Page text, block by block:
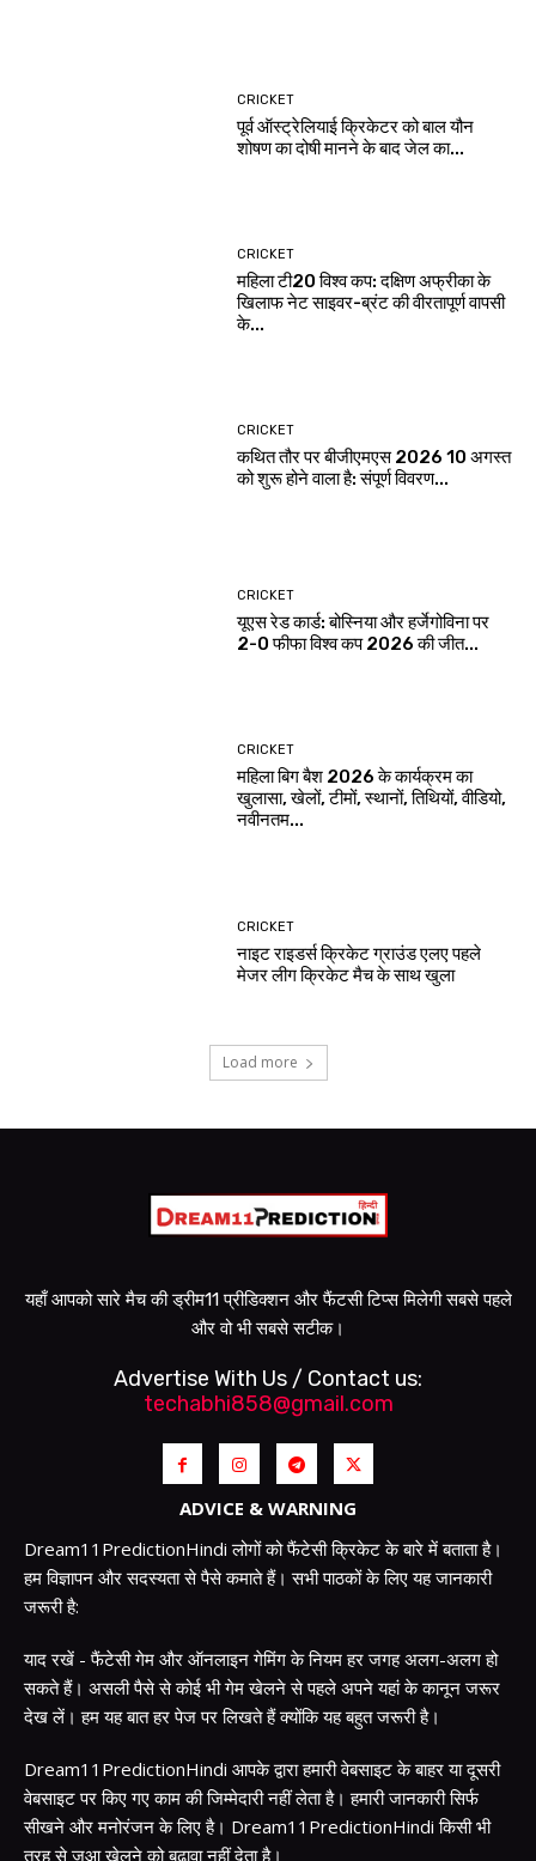
CRICKET
पूर्व ऑस्ट्रेलियाई क्रिकेटर को बाल यौन
शोषण का दोषी मानने के बाद जेल का...
CRICKET
महिला टी20 विश्व कप: दक्षिण अफ्रीका के
खिलाफ नेट साइवर-ब्रंट की वीरतापूर्ण वापसी
के...
CRICKET
कथित तौर पर बीजीएमएस 2026 10 अगस्त
को शुरू होने वाला है: संपूर्ण विवरण...
CRICKET
यूएस रेड कार्ड: बोस्निया और हर्जेगोविना पर
2-0 फीफा विश्व कप 2026 की जीत...
CRICKET
महिला बिग बैश 2026 के कार्यक्रम का
खुलासा, खेलों, टीमों, स्थानों, तिथियों, वीडियो,
नवीनतम...
CRICKET
नाइट राइडर्स क्रिकेट ग्राउंड एलए पहले
मेजर लीग क्रिकेट मैच के साथ खुला
Load more
यहाँ आपको सारे मैच की ड्रीम11 प्रीडिक्शन और फैंटसी टिप्स मिलेगी सबसे पहले
और वो भी सबसे सटीक।
Advertise With Us / Contact us:
techabhi858@gmail.com
ADVICE & WARNING
Dream11PredictionHindi लोगों को फैंटेसी क्रिकेट के बारे में बताता है।
हम विज्ञापन और सदस्यता से पैसे कमाते हैं। सभी पाठकों के लिए यह जानकारी
जरूरी है:
याद रखें - फैंटेसी गेम और ऑनलाइन गेमिंग के नियम हर जगह अलग-अलग हो
सकते हैं। असली पैसे से कोई भी गेम खेलने से पहले अपने यहां के कानून जरूर
देख लें। हम यह बात हर पेज पर लिखते हैं क्योंकि यह बहुत जरूरी है।
Dream11PredictionHindi आपके द्वारा हमारी वेबसाइट के बाहर या दूसरी
वेबसाइट पर किए गए काम की जिम्मेदारी नहीं लेता है। हमारी जानकारी सिर्फ
सीखने और मनोरंजन के लिए है। Dream11PredictionHindi किसी भी
तरह से जुआ खेलने को बढ़ावा नहीं देता है।